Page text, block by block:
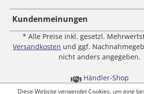
Kundenmeinungen
* Alle Preise inkl. gesetzl.
Versandkosten und ggf.
nicht anders angegeben.
Händler-Shop
Diese Website verwendet Cookies, um eine